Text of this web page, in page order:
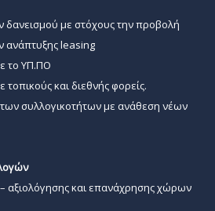
δανεισμού με στόχους την προβολή
ανάπτυξης leasing
το ΥΠ.ΠΟ
και διεθνής φορείς.
συλλογικοτήτων με ανάθεση νέων
αξιολόγησης και επανάχρησης χώρων